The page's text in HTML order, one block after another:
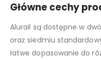
Główne cechy
Alurail są dostępne w
oraz siedmiu
łatwe dopasowanie do